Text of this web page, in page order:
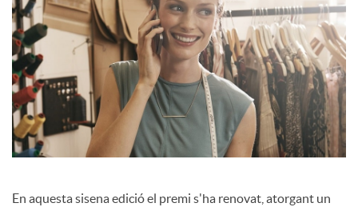
c
o
n
En aquesta sisena edició el premi s'ha renovat, atorgant un